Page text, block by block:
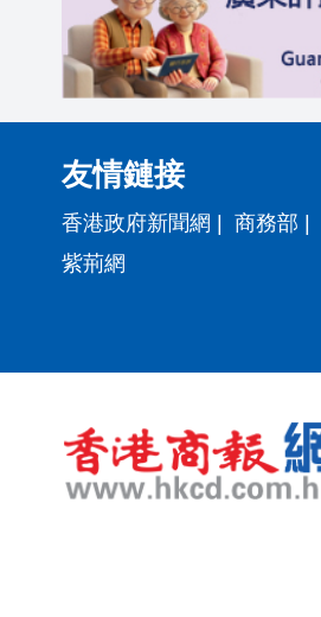
友情鏈接
香港政府新聞網 商務部
紫荊網